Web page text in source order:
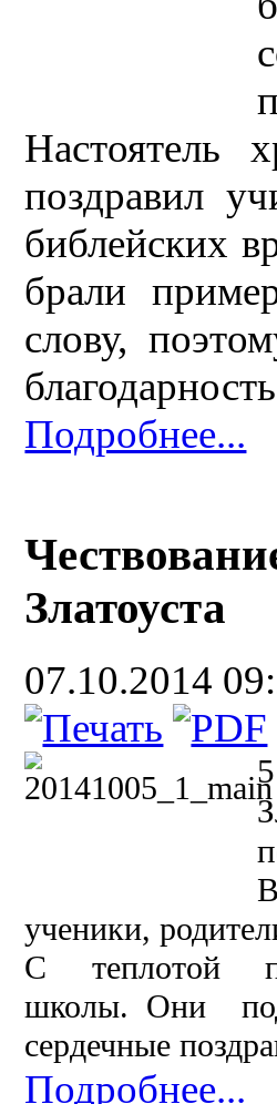
Настоятель
поздравил
библейских
брали
слову,
Подробнее...
Златоуста
07.10.2014
ученики,
С теплотой
школы. Они
сердечные
Подробнее...